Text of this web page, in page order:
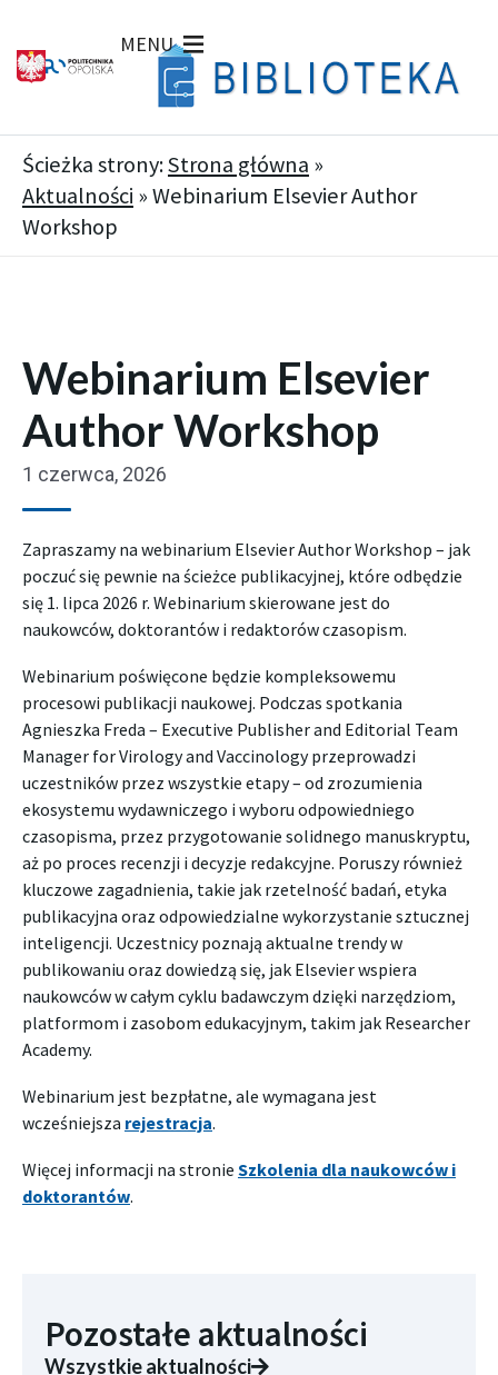
MENU
Ścieżka strony:Strona główna »
Aktualności »Webinarium Elsevier Author
Workshop
Webinarium Elsevier
Author Workshop
1 czerwca, 2026
Zapraszamy na webinarium Elsevier Author Workshop – jak
poczuć się pewnie na ścieżce publikacyjnej, które odbędzie
się 1. lipca 2026 r. Webinarium skierowane jest do
naukowców, doktorantów i redaktorów czasopism.
Webinarium poświęcone będzie kompleksowemu
procesowi publikacji naukowej. Podczas spotkania
Agnieszka Freda – Executive Publisher and Editorial Team
Manager for Virology and Vaccinology przeprowadzi
uczestników przez wszystkie etapy – od zrozumienia
ekosystemu wydawniczego i wyboru odpowiedniego
czasopisma, przez przygotowanie solidnego manuskryptu,
aż po proces recenzji i decyzje redakcyjne. Poruszy również
kluczowe zagadnienia, takie jak rzetelność badań, etyka
publikacyjna oraz odpowiedzialne wykorzystanie sztucznej
inteligencji. Uczestnicy poznają aktualne trendy w
publikowaniu oraz dowiedzą się, jak Elsevier wspiera
naukowców w całym cyklu badawczym dzięki narzędziom,
platformom i zasobom edukacyjnym, takim jak Researcher
Academy.
Webinarium jest bezpłatne, ale wymagana jest
wcześniejsza rejestracja.
Więcej informacji na stronie Szkolenia dla naukowców i
doktorantów.
Pozostałe aktualności
Wszystkie aktualności